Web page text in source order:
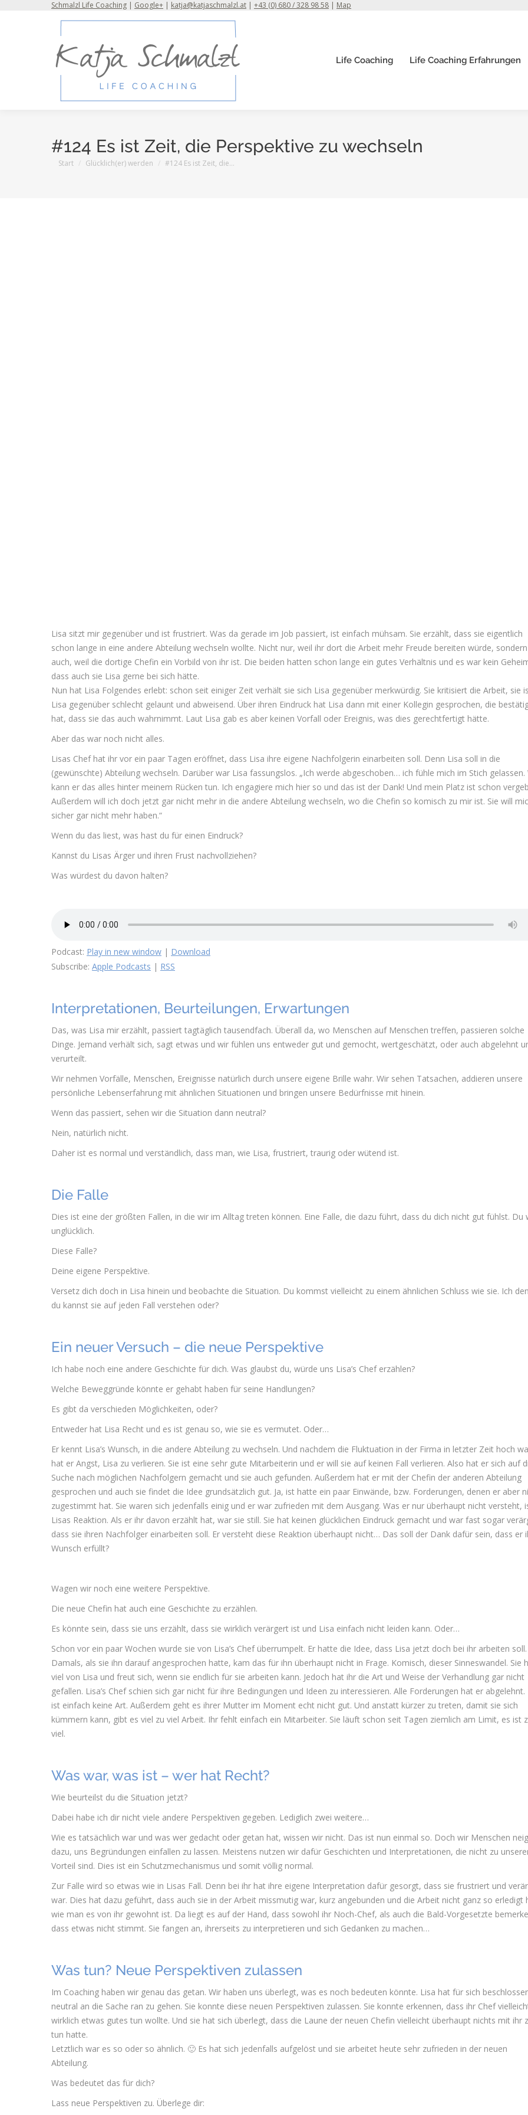
Schmalzl Life Coaching | Google+ | katja@katjaschmalzl.at | +43 (0) 680 / 328 98 58 | Map
Life Coaching Life Coaching Erfahrungen
#124 Es ist Zeit, die Perspektive zu wechseln
Sie befinden sich hier:
Start Glücklich(er) werden #124 Es ist Zeit, die…
Lisa sitzt mir gegenüber und ist frustriert. Was da gerade im Job passiert, ist einfach mühsam. Sie erzählt, dass sie eigentlich
schon lange in eine andere Abteilung wechseln wollte. Nicht nur, weil ihr dort die Arbeit mehr Freude bereiten würde, sondern
auch, weil die dortige Chefin ein Vorbild von ihr ist. Die beiden hatten schon lange ein gutes Verhältnis und es war kein
dass auch sie Lisa gerne bei sich hätte.
Nun hat Lisa Folgendes erlebt: schon seit einiger Zeit verhält sie sich Lisa gegenüber merkwürdig. Sie kritisiert die Arbeit, sie
Lisa gegenüber schlecht gelaunt und abweisend. Über ihren Eindruck hat Lisa dann mit einer Kollegin gesprochen, die
hat, dass sie das auch wahrnimmt. Laut Lisa gab es aber keinen Vorfall oder Ereignis, was dies gerechtfertigt hätte.
Aber das war noch nicht alles.
Lisas Chef hat ihr vor ein paar Tagen eröffnet, dass Lisa ihre eigene Nachfolgerin einarbeiten soll. Denn Lisa soll in die
(gewünschte) Abteilung wechseln. Darüber war Lisa fassungslos. „Ich werde abgeschoben… ich fühle mich im Stich gelassen.
kann er das alles hinter meinem Rücken tun. Ich engagiere mich hier so und das ist der Dank! Und mein Platz ist schon
Außerdem will ich doch jetzt gar nicht mehr in die andere Abteilung wechseln, wo die Chefin so komisch zu mir ist. Sie will
sicher gar nicht mehr haben.“
Wenn du das liest, was hast du für einen Eindruck?
Kannst du Lisas Ärger und ihren Frust nachvollziehen?
Was würdest du davon halten?
Podcast: Play in new window | Download
Subscribe: Apple Podcasts | RSS
Interpretationen, Beurteilungen, Erwartungen
Das, was Lisa mir erzählt, passiert tagtäglich tausendfach. Überall da, wo Menschen auf Menschen treffen, passieren solche
Dinge. Jemand verhält sich, sagt etwas und wir fühlen uns entweder gut und gemocht, wertgeschätzt, oder auch abgelehnt
verurteilt.
Wir nehmen Vorfälle, Menschen, Ereignisse natürlich durch unsere eigene Brille wahr. Wir sehen Tatsachen, addieren unsere
persönliche Lebenserfahrung mit ähnlichen Situationen und bringen unsere Bedürfnisse mit hinein.
Wenn das passiert, sehen wir die Situation dann neutral?
Nein, natürlich nicht.
Daher ist es normal und verständlich, dass man, wie Lisa, frustriert, traurig oder wütend ist.
Die Falle
Dies ist eine der größten Fallen, in die wir im Alltag treten können. Eine Falle, die dazu führt, dass du dich nicht gut fühlst. Du
unglücklich.
Diese Falle?
Deine eigene Perspektive.
Versetz dich doch in Lisa hinein und beobachte die Situation. Du kommst vielleicht zu einem ähnlichen Schluss wie sie. Ich
du kannst sie auf jeden Fall verstehen oder?
Ein neuer Versuch – die neue Perspektive
Ich habe noch eine andere Geschichte für dich. Was glaubst du, würde uns Lisa’s Chef erzählen?
Welche Beweggründe könnte er gehabt haben für seine Handlungen?
Es gibt da verschieden Möglichkeiten, oder?
Entweder hat Lisa Recht und es ist genau so, wie sie es vermutet. Oder…
Er kennt Lisa’s Wunsch, in die andere Abteilung zu wechseln. Und nachdem die Fluktuation in der Firma in letzter Zeit hoch
hat er Angst, Lisa zu verlieren. Sie ist eine sehr gute Mitarbeiterin und er will sie auf keinen Fall verlieren. Also hat er sich auf
Suche nach möglichen Nachfolgern gemacht und sie auch gefunden. Außerdem hat er mit der Chefin der anderen Abteilung
gesprochen und auch sie findet die Idee grundsätzlich gut. Ja, ist hatte ein paar Einwände, bzw. Forderungen, denen er aber
zugestimmt hat. Sie waren sich jedenfalls einig und er war zufrieden mit dem Ausgang. Was er nur überhaupt nicht versteht,
Lisas Reaktion. Als er ihr davon erzählt hat, war sie still. Sie hat keinen glücklichen Eindruck gemacht und war fast sogar
dass sie ihren Nachfolger einarbeiten soll. Er versteht diese Reaktion überhaupt nicht… Das soll der Dank dafür sein, dass er
Wunsch erfüllt?
Wagen wir noch eine weitere Perspektive.
Die neue Chefin hat auch eine Geschichte zu erzählen.
Es könnte sein, dass sie uns erzählt, dass sie wirklich verärgert ist und Lisa einfach nicht leiden kann. Oder…
Schon vor ein paar Wochen wurde sie von Lisa’s Chef überrumpelt. Er hatte die Idee, dass Lisa jetzt doch bei ihr arbeiten soll.
Damals, als sie ihn darauf angesprochen hatte, kam das für ihn überhaupt nicht in Frage. Komisch, dieser Sinneswandel. Sie
viel von Lisa und freut sich, wenn sie endlich für sie arbeiten kann. Jedoch hat ihr die Art und Weise der Verhandlung gar nicht
gefallen. Lisa’s Chef schien sich gar nicht für ihre Bedingungen und Ideen zu interessieren. Alle Forderungen hat er abgelehnt.
ist einfach keine Art. Außerdem geht es ihrer Mutter im Moment echt nicht gut. Und anstatt kürzer zu treten, damit sie sich
kümmern kann, gibt es viel zu viel Arbeit. Ihr fehlt einfach ein Mitarbeiter. Sie läuft schon seit Tagen ziemlich am Limit, es ist
viel.
Was war, was ist – wer hat Recht?
Wie beurteilst du die Situation jetzt?
Dabei habe ich dir nicht viele andere Perspektiven gegeben. Lediglich zwei weitere…
Wie es tatsächlich war und was wer gedacht oder getan hat, wissen wir nicht. Das ist nun einmal so. Doch wir Menschen
dazu, uns Begründungen einfallen zu lassen. Meistens nutzen wir dafür Geschichten und Interpretationen, die nicht zu
Vorteil sind. Dies ist ein Schutzmechanismus und somit völlig normal.
Zur Falle wird so etwas wie in Lisas Fall. Denn bei ihr hat ihre eigene Interpretation dafür gesorgt, dass sie frustriert und
war. Dies hat dazu geführt, dass auch sie in der Arbeit missmutig war, kurz angebunden und die Arbeit nicht ganz so erledigt
wie man es von ihr gewohnt ist. Da liegt es auf der Hand, dass sowohl ihr Noch-Chef, als auch die Bald-Vorgesetzte
dass etwas nicht stimmt. Sie fangen an, ihrerseits zu interpretieren und sich Gedanken zu machen…
Was tun? Neue Perspektiven zulassen
Im Coaching haben wir genau das getan. Wir haben uns überlegt, was es noch bedeuten könnte. Lisa hat für sich
neutral an die Sache ran zu gehen. Sie konnte diese neuen Perspektiven zulassen. Sie konnte erkennen, dass ihr Chef
wirklich etwas gutes tun wollte. Und sie hat sich überlegt, dass die Laune der neuen Chefin vielleicht überhaupt nichts mit ihr
tun hatte.
Letztlich war es so oder so ähnlich. 🙂 Es hat sich jedenfalls aufgelöst und sie arbeitet heute sehr zufrieden in der neuen
Abteilung.
Was bedeutet das für dich?
Lass neue Perspektiven zu. Überlege dir: